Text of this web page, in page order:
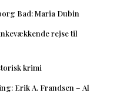
Bad: Maria Dubin
rejse til
krimi
Erik A. Frandsen – Al